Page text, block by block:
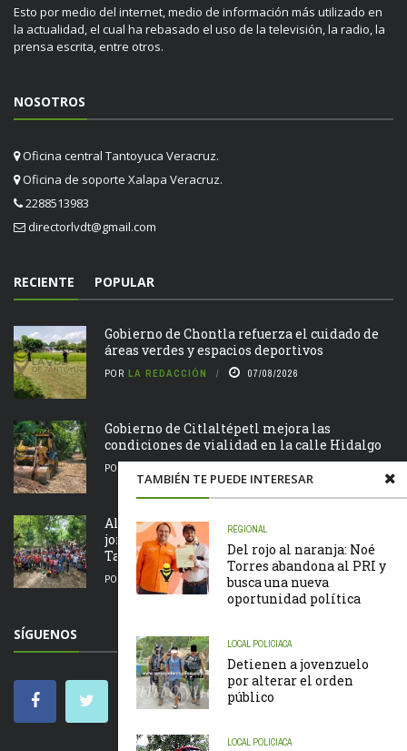
TAMBIÉN TE PUEDE INTERESAR
REGIONAL
Del rojo al naranja: Noé
Torres abandona al PRI y
busca una nueva
oportunidad política
LOCAL POLICIACA
Detienen a jovenzuelo
por alterar el orden
público
LOCAL POLICIACA
Esto por medio del internet, medio de información más utilizado en
la actualidad, el cual ha rebasado el uso de la televisión, la radio, la
prensa escrita, entre otros.
NOSOTROS
Oficina central Tantoyuca Veracruz.
Oficina de soporte Xalapa Veracruz.
2288513983
directorlvdt@gmail.com
RECIENTE POPULAR
Gobierno de Chontla refuerza el cuidado de
áreas verdes y espacios deportivos
POR LA REDACCIÓN 07/08/2026
Gobierno de Citlaltépetl mejora las
condiciones de vialidad en la calle Hidalgo
POR
Alcalde Roberto San Román encabeza
jornada de Tequio en el Parque Ecológico de
Tametate
POR LA REDACCIÓN 07/08/2026
SÍGUENOS